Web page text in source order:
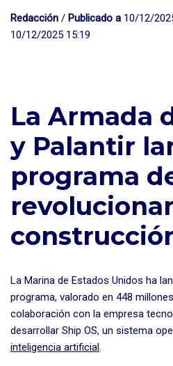
Redacción / Publicado a 10/12/
10/12/2025 15:19
La Armada
y Palantir
programa
La Marina de Estados Unidos ha
programa, valorado en 448
colaboración con la empresa
desarrollar Ship OS, un sistema
inteligencia artificial.